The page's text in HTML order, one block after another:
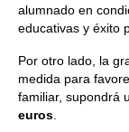
alumnado en
educativas y éxito
Por otro lado, la
medida para
familiar, supondrá
euros